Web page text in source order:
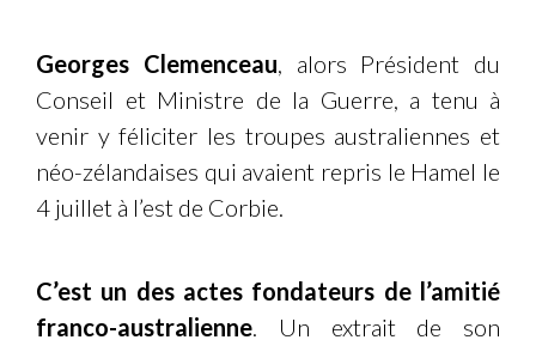
Georges Clemenceau , alors Président du
Conseil et Ministre de la Guerre, a tenu à
venir y féliciter les troupes australiennes et
néo-zélandaises qui avaient repris le Hamel le
4 juillet à l’est de Corbie.
C’est un des actes fondateurs de l’amitié
franco-australienne . Un extrait de son